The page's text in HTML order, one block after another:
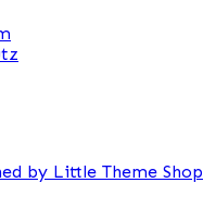
by Little Theme Shop